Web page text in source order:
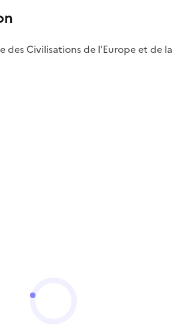
des Civilisations de l'Europe et de la